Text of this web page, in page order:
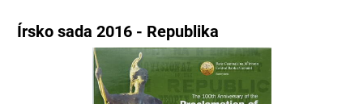
Írsko sada 2016 - Republika